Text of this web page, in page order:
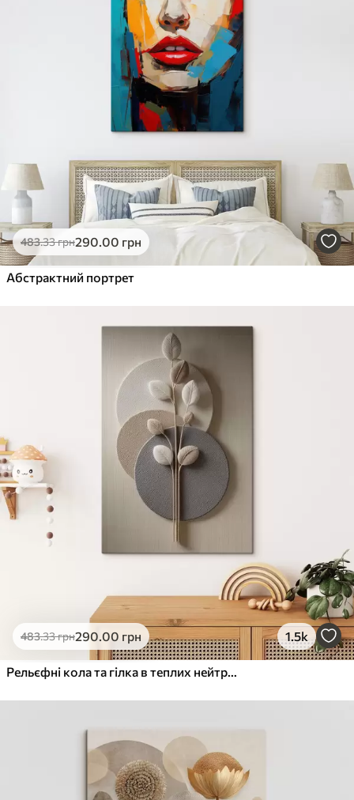
483.33грн290.00 грн
Абстрактний портрет
483.33грн290.00 грн 1.5k
Рельєфні кола та гілка в теплих нейтральних тонах